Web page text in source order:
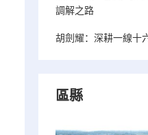
調解之路
胡劍耀：深耕一線十
區縣